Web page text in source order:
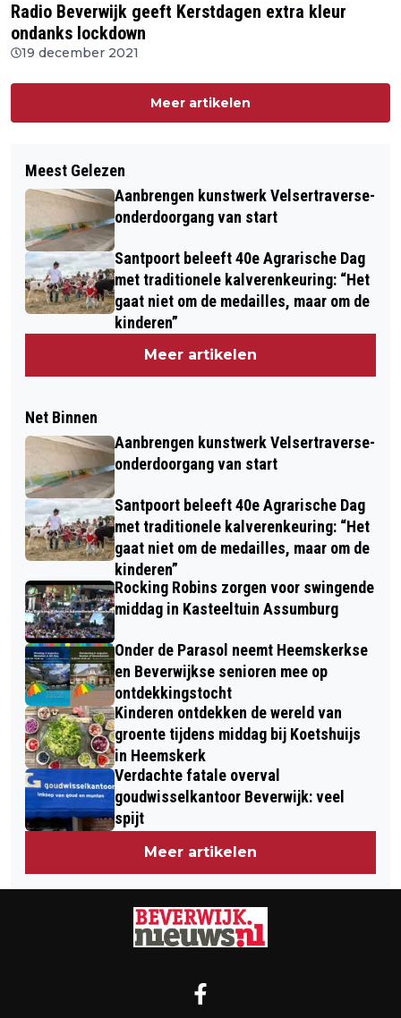
Radio Beverwijk geeft Kerstdagen extra kleur
ondanks lockdown
19 december 2021
Meer artikelen
Meest Gelezen
Aanbrengen kunstwerk Velsertraverse-
onderdoorgang van start
Santpoort beleeft 40e Agrarische Dag
met traditionele kalverenkeuring: “Het
gaat niet om de medailles, maar om de
kinderen”
Meer artikelen
Net Binnen
Aanbrengen kunstwerk Velsertraverse-
onderdoorgang van start
Santpoort beleeft 40e Agrarische Dag
met traditionele kalverenkeuring: “Het
gaat niet om de medailles, maar om de
kinderen”
Rocking Robins zorgen voor swingende
middag in Kasteeltuin Assumburg
Onder de Parasol neemt Heemskerkse
en Beverwijkse senioren mee op
ontdekkingstocht
Kinderen ontdekken de wereld van
groente tijdens middag bij Koetshuijs
in Heemskerk
Verdachte fatale overval
goudwisselkantoor Beverwijk: veel
spijt
Meer artikelen